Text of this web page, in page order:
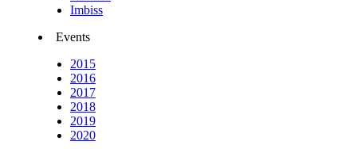
Imbiss
Events
2015
2016
2017
2018
2019
2020